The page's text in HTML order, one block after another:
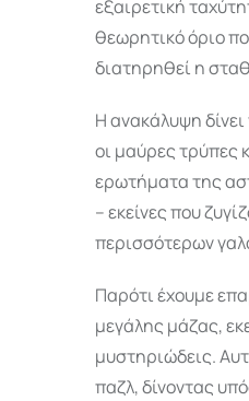
εξαιρετική
θεωρητικό όριο
διατηρηθεί η
Η ανακάλυψη
οι μαύρες τρύπες
ερωτήματα της
– εκείνες που
περισσότερων
Παρότι έχουμε
μεγάλης μάζας,
μυστηριώδεις.
παζλ, δίνοντας